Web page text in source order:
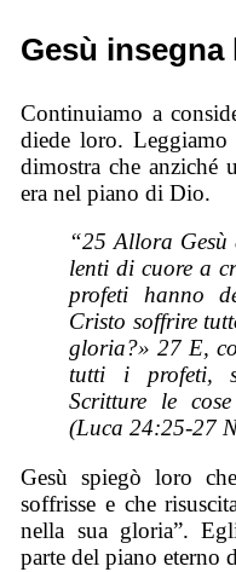
Gesù insegna
Continuiamo a
diede loro.
dimostra che anziché
era nel piano di Dio.
“25 Allora Gesù
lenti di cuore a
profeti hanno
Cristo soffrire
gloria?» 27 E,
tutti i profeti,
Scritture le
(Luca 24:25-27
Gesù spiegò loro
soffrisse e che
nella sua gloria”.
parte del piano eterno